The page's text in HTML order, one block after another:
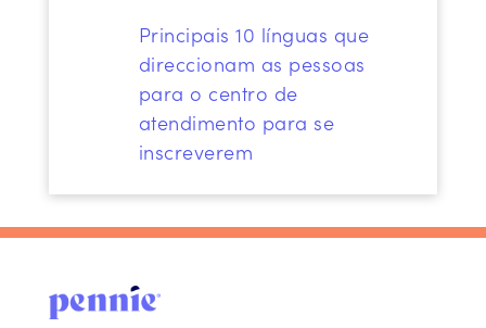
Principais 10 línguas que
direccionam as pessoas
para o centro de
atendimento para se
inscreverem